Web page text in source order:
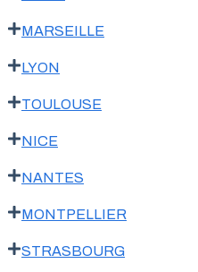
MARSEILLE
LYON
TOULOUSE
NICE
NANTES
MONTPELLIER
STRASBOURG